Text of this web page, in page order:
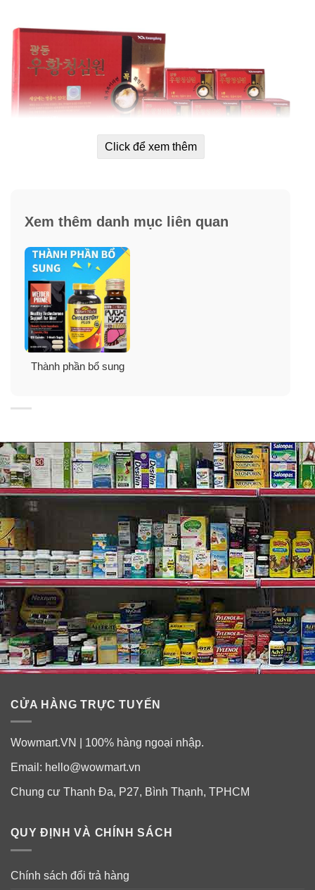
Mẫu mới
An cung ngưu hoàng là gì?
An cung ngưu hoàng (tiếng Trung: 安宫牛黄丸,
Angongniuhuang) là tên của một bài t.h.u.ố.c độc đáo và
nổi tiếng của y học cổ truyền Trung Quốc. Tác giả của
Quốc. Nó được bào chế dưới dạng viên hoàn, dùng để
Click để xem thêm
Xem thêm danh mục liên quan
Thành phần bổ sung
CỬA HÀNG TRỰC TUYẾN
Wowmart.VN | 100% hàng ngoại nhập.
Email: hello@wowmart.vn
Chung cư Thanh Đa, P27, Bình Thạnh, TPHCM
QUY ĐỊNH VÀ CHÍNH SÁCH
Chính sách đổi trả hàng